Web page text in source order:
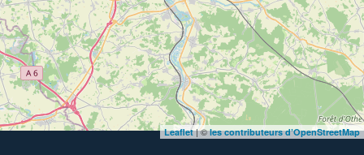
Leaflet| ©les contributeurs d’OpenStreetMap